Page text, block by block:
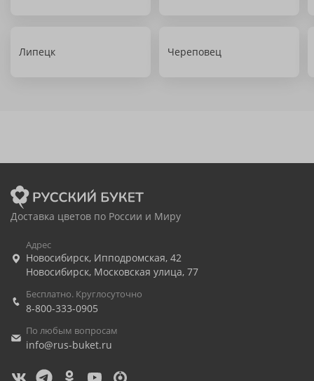
Липецк Череповец
Доставка цветов по России и Миру
Адрес
Новосибирск, Ипподромская, 42
Новосибирск, Московская улица, 77
Бесплатно. Круглосуточно
8-800-333-0905
По любым вопросам
info@rus-buket.ru